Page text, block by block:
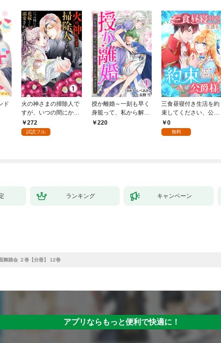
ド
火の神さまの掃除人で
すが、いつの間にか花
嫁として溺愛されてい
ます【単話】（１）
272
試読フル
授か離婚～一刻も早く
身籠って、私から解放
してさしあげます！1
220
三食昼寝付き生活を約
束してください、公爵
様 1話
0
無料
ランキング キャンペーン
舞踏会 ２巻【分冊】 12巻
アプリならもっと便利で快適に！